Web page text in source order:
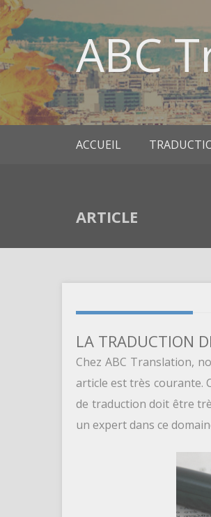
ABC
ACCUEIL
ARTICLE
LA TRADUCTION
Chez ABC Translation,
article est très courante.
de traduction doit être
un expert dans ce